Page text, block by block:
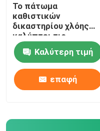
Το πάτωμα
καθιστικών
δικαστηρίου χλόης
καλύπτει τις
πράσινες
τρισδιάστατες
τυπωμένες
κουβέρτες 1.5*1m με
τάπητα
Καλύτερη τιμή
επαφή